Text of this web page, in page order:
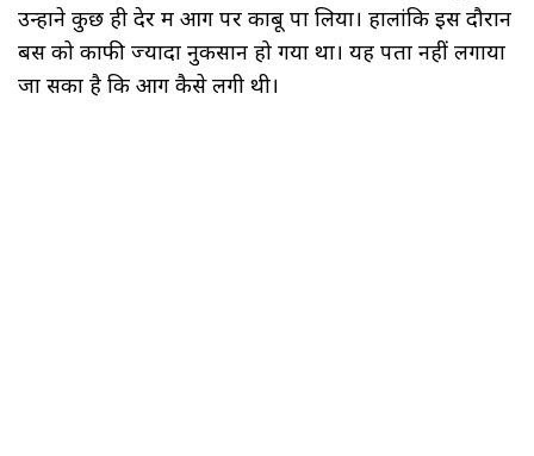
उन्होंने कुछ ही देर में आग पर काबू पा लिया। हालांकि इस दौरान
बस को काफी ज्यादा नुकसान हो गया था। यह पता नहीं लगाया
जा सका है कि आग कैसे लगी थी।